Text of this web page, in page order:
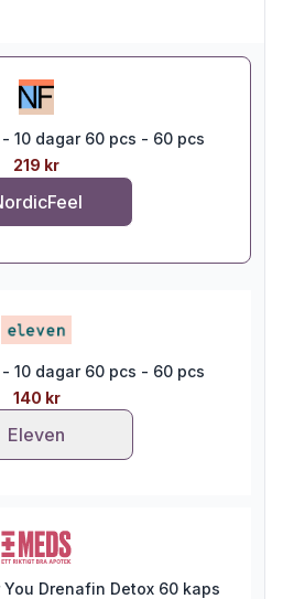
10 dagar 60 pcs - 60 pcs
219 kr
10 dagar 60 pcs - 60 pcs
140 kr
Eleven
You Drenafin Detox 60 kaps